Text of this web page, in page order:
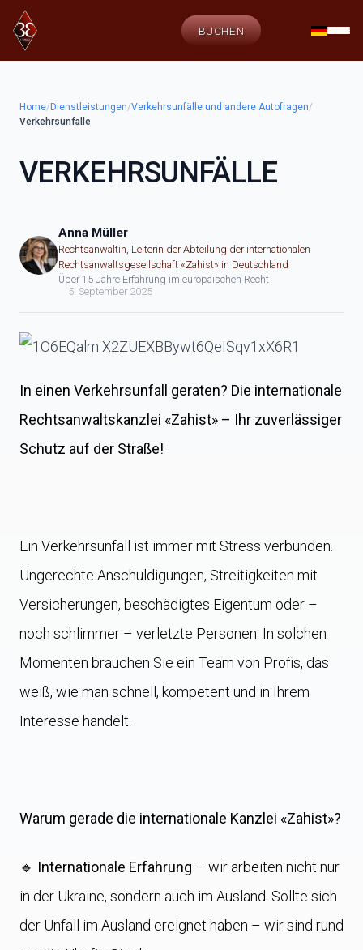
BUCHEN
Home/ Dienstleistungen/Verkehrsunfälle und andere Autofragen/
Verkehrsunfälle
VERKEHRSUNFÄLLE
Anna Müller
Rechtsanwältin, Leiterin der Abteilung der internationalen
Rechtsanwaltsgesellschaft «Zahist» in Deutschland
Über 15 Jahre Erfahrung im europäischen Recht
5. September 2025
In einen Verkehrsunfall geraten? Die internationale
Rechtsanwaltskanzlei «Zahist» – Ihr zuverlässiger
Schutz auf der Straße!
Ein Verkehrsunfall ist immer mit Stress verbunden.
Ungerechte Anschuldigungen, Streitigkeiten mit
Versicherungen, beschädigtes Eigentum oder –
noch schlimmer – verletzte Personen. In solchen
Momenten brauchen Sie ein Team von Profis, das
weiß, wie man schnell, kompetent und in Ihrem
Interesse handelt.
Warum gerade die internationale Kanzlei «Zahist»?
🔹 Internationale Erfahrung – wir arbeiten nicht nur
in der Ukraine, sondern auch im Ausland. Sollte sich
der Unfall im Ausland ereignet haben – wir sind rund